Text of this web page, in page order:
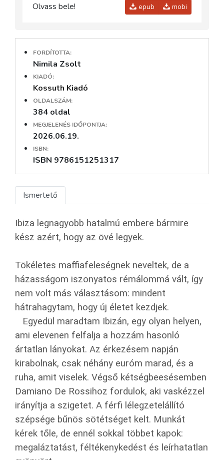
Olvass bele! epub mobi
FORDÍTOTTA:
Nimila Zsolt
KIADÓ:
Kossuth Kiadó
OLDALSZÁM:
384 oldal
MEGJELENÉS IDŐPONTJA:
2026.06.19.
ISBN:
ISBN 9786151251317
Ismertető
Ibiza legnagyobb hatalmú embere bármire
kész azért, hogy az övé legyek.
Tökéletes maffiafeleségnek neveltek, de a
házasságom iszonyatos rémálommá vált, így
nem volt más választásom: mindent
hátrahagytam, hogy új életet kezdjek.
Egyedül maradtam Ibizán, egy olyan helyen,
ami elevenen felfalja a hozzám hasonló
ártatlan lányokat. Az érkezésem napján
kirabolnak, csak néhány euróm marad, és a
ruha, amit viselek. Végső kétségbeesésemben
Damiano De Rossihoz fordulok, aki vaskézzel
irányítja a szigetet. A férfi lélegzetelállító
szépsége bűnös sötétséget kelt. Munkát
kérek tőle, de ennél sokkal többet kapok:
megaláztatást, féltékenykedést és leírhatatlan